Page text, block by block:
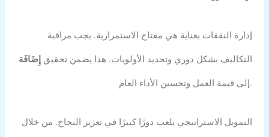
إدارة النفقات بعناية هي مفتاح الاستمرارية. يجب مراقبة
التكاليف بشكل دوري وتحديد الأولويات. هذا يضمن تحقيق إِضَافَة
إلى قيمة العمل وتحسين الأداء العام.
التمويل الاستراتيجي يلعب دورًا كبيرًا في تعزيز النجاح. من خلال